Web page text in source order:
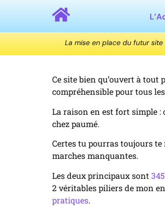
La mise en place du futur
Ce site bien qu’ouvert à
compréhensible pour tous
La raison en est fort simple :
chez paumé.
Certes tu pourras toujours
marches manquantes.
Les deux principaux sont 3
2 véritables piliers de mon
pratiques.